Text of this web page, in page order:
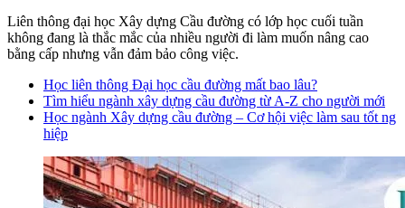
Liên thông đại học Xây dựng Cầu đường có lớp học cuối tuần
không đang là thắc mắc của nhiều người đi làm muốn nâng cao
bằng cấp nhưng vẫn đảm bảo công việc.
Học liên thông Đại học cầu đường mất bao lâu?
Tìm hiểu ngành xây dựng cầu đường từ A-Z cho người mới
Học ngành Xây dựng cầu đường – Cơ hội việc làm sau tốt ng
hiệp